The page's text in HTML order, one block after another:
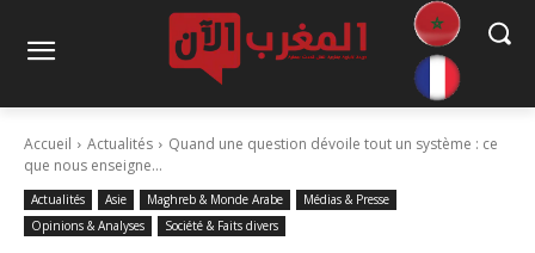
Accueil Actualités
Quand une question dévoile tout un système : ce
que nous enseigne...
Actualités Asie Maghreb & Monde Arabe
Médias & Presse
Opinions & Analyses
Société & Faits divers